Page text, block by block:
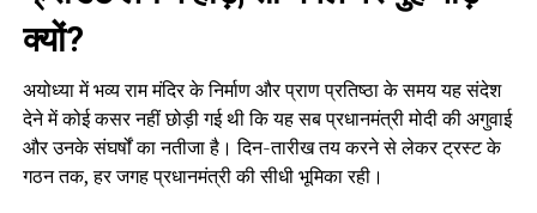
क्यों?
अयोध्या में भव्य राम मंदिर के निर्माण और प्राण प्रतिष्ठा के समय यह संदेश
देने में कोई कसर नहीं छोड़ी गई थी कि यह सब प्रधानमंत्री मोदी की अगुवाई
और उनके संघर्षों का नतीजा है। दिन-तारीख तय करने से लेकर ट्रस्ट के
गठन तक, हर जगह प्रधानमंत्री की सीधी भूमिका रही।